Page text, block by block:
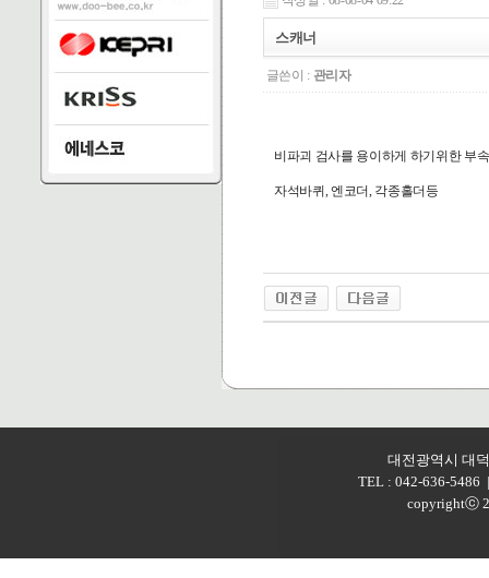
스캐너
글쓴이 : 관리자
비파괴 검사를 용이하게 하기위한 부
자석바퀴, 엔코더, 각종홀더등
대전광역시 대
TEL : 042-636-5486
copyrightⓒ